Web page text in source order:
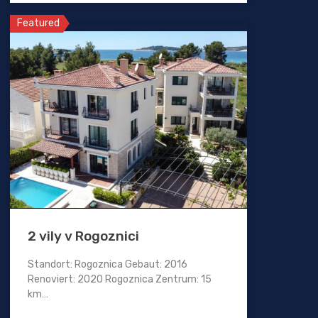
Featured
2 vily v Rogoznici
Standort: Rogoznica Gebaut: 2016
Renoviert: 2020 Rogoznica Zentrum: 15
km…